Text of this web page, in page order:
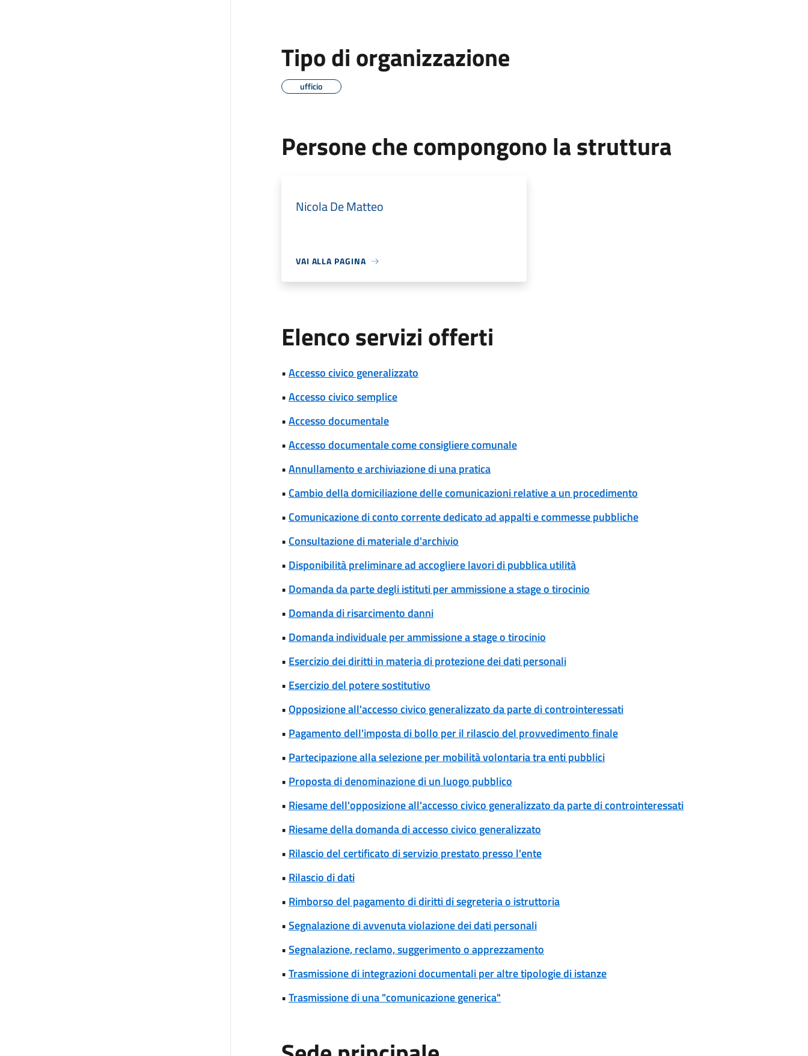
Tipo di organizzazione
ufficio
Persone che compongono la struttura
Nicola De Matteo
VAI ALLA PAGINA
Elenco servizi offerti
•Accesso civico generalizzato
•Accesso civico semplice
•Accesso documentale
•Accesso documentale come consigliere comunale
•Annullamento e archiviazione di una pratica
• Cambio della domiciliazione delle comunicazioni relative a un procedimento
• Comunicazione di conto corrente dedicato ad appalti e commesse pubbliche
• Consultazione di materiale d'archivio
• Disponibilità preliminare ad accogliere lavori di pubblica utilità
• Domanda da parte degli istituti per ammissione a stage o tirocinio
• Domanda di risarcimento danni
• Domanda individuale per ammissione a stage o tirocinio
• Esercizio dei diritti in materia di protezione dei dati personali
• Esercizio del potere sostitutivo
•Opposizione all'accesso civico generalizzato da parte di controinteressati
• Pagamento dell'imposta di bollo per il rilascio del provvedimento finale
• Partecipazione alla selezione per mobilità volontaria tra enti pubblici
• Proposta di denominazione di un luogo pubblico
• Riesame dell'opposizione all'accesso civico generalizzato da parte di controinteressati
• Riesame della domanda di accesso civico generalizzato
• Rilascio del certificato di servizio prestato presso l'ente
• Rilascio di dati
• Rimborso del pagamento di diritti di segreteria o istruttoria
•Segnalazione di avvenuta violazione dei dati personali
•Segnalazione, reclamo, suggerimento o apprezzamento
•Trasmissione di integrazioni documentali per altre tipologie di istanze
•Trasmissione di una "comunicazione generica"